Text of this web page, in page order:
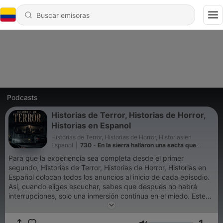
Podcasts
Historias de Terror, Historias de Horror,
Historias en Espanol
Historias de Terror, Historias de Horror, Historias en
Espanol
730 - En la sierra hallaron una secta que
Para que la experiencia sea completa desde el primer
segundo, Historias de Terror, Historias de Horror, Historias en
Español colocan todos los anuncios al inicio de cada episodio.
Así, cuando eliges escuchar, sabes que después no habrá
interrupciones, solo una inmersión continua en el miedo. Este
gesto sostiene el proyecto y protege algo sagrado: ese